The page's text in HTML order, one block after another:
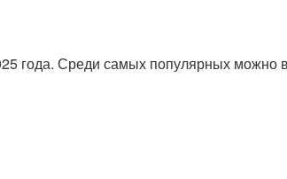
года. Среди самых популярных можно